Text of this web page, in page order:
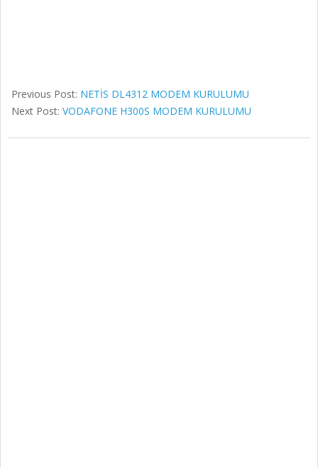
Previous Post: NETİS DL4312 MODEM KURULUMU
Next Post: VODAFONE H300S MODEM KURULUMU